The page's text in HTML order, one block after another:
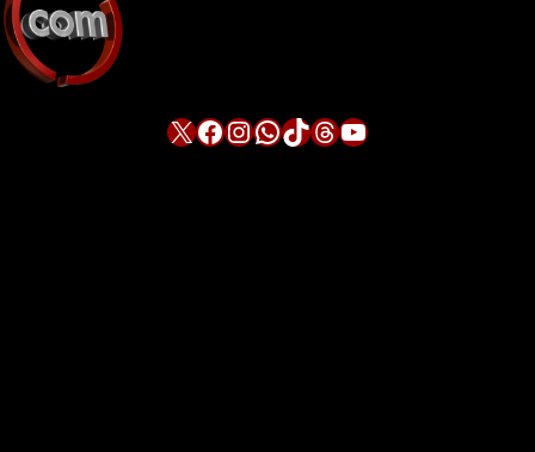
X Facebook InstagramWhatsApp TikTok Threads YouTube